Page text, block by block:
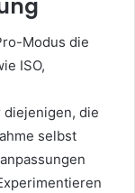
Modus die
ISO,
die
selbst